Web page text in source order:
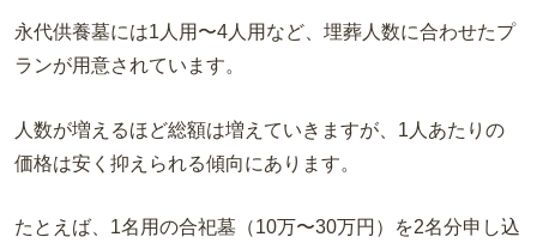
永代供養墓には1人用〜4人用など、埋葬人数に合わせたプ
ランが用意されています。
人数が増えるほど総額は増えていきますが、1人あたりの
価格は安く抑えられる傾向にあります。
たとえば、1名用の合祀墓（10万〜30万円）を2名分申し込